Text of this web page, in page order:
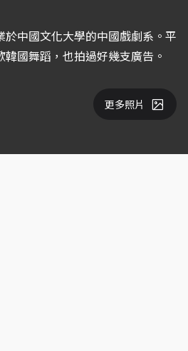
中國文化大學的中國戲劇系。平
國舞蹈，也拍過好幾支廣告。
更多照片